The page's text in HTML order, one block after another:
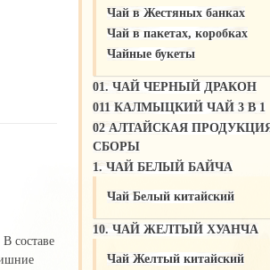
составе
Чай в Жестяных банках
Чай в пакетах, коробках
Чайные букеты
01. ЧАЙ ЧЕРНЫЙ ДРАКОН
011 КАЛМЫЦКИЙ ЧАЙ 3 В 1
02 АЛТАЙСКАЯ
СБОРЫ
1. ЧАЙ БЕЛЫЙ БАЙЧА
Чай Белый китайский
10. ЧАЙ ЖЕЛТЫЙ ХУАНЧА
Чай Желтый китайский